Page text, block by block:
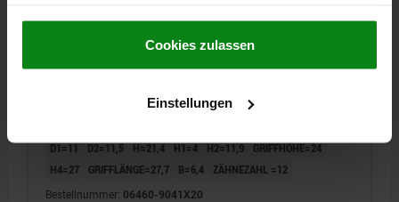
gesammelt haben.Cookie Richtlinien
Datenschutz|AGB
Cookies zulassen
Einstellungen
RAL9005 SEIDENMATT, KOMP:STAHL BRÜNIERT
FARBE GRUNDKÖRPER=SCHWARZ RAL 9005
D1=11 D2=11,5 H=21,4 H1=4 H2=11,9 GRIFFHÖHE=24
H4=27
GRIFFLÄNGE=27,7 B=6,4 ZÄHNEZAHL =12
Bestellnummer: 06460-9041X20